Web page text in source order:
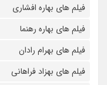
فیلم های بهاره افشاری
فیلم های بهاره رهنما
فیلم های بهرام رادان
فیلم های بهزاد فراهانی